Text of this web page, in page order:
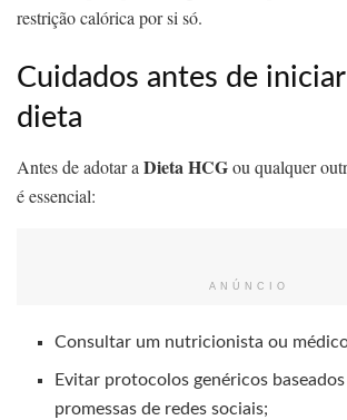
restrição calórica por si só.
Cuidados antes de
dieta
Antes de adotar aDieta HCGou qualquer
é essencial:
ANÚNCIO
Consultar um nutricionista ou
Evitar protocolos genéricos
promessas de redes sociais;